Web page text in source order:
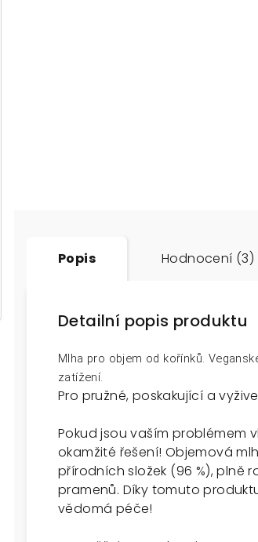
Popis Hodnocení (3)
Detailní popis produktu
Mlha pro objem od kořínků.
zatížení.
Pro pružné, poskakující a
Pokud jsou vaším problémem
okamžité řešení! Objemová
přírodních složek (96 %), plně
pramenů. Díky tomuto
vědomá péče!